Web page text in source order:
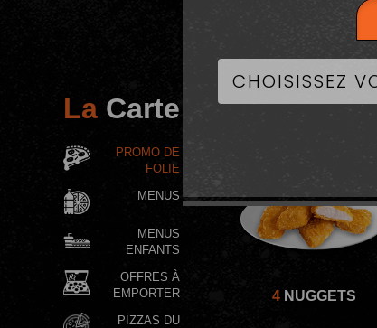
La Carte
PROMO DE
FOLIE
MENUS
MENUS
ENFANTS
OFFRES À
EMPORTER
PIZZAS DU
4 NUGGETS